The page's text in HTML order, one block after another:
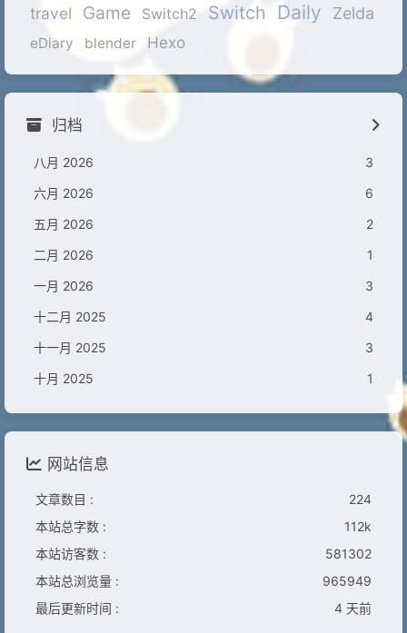
travel Game Switch2 Switch Daily Zelda
eDiary blender Hexo
归档
八月 2026
3
六月 2026
6
五月 2026
2
二月 2026
1
一月 2026
3
十二月 2025
4
十一月 2025
3
十月 2025
1
网站信息
文章数目 :
224
本站总字数 :
112k
本站访客数 :
581302
本站总浏览量 :
965949
最后更新时间 :
4 天前